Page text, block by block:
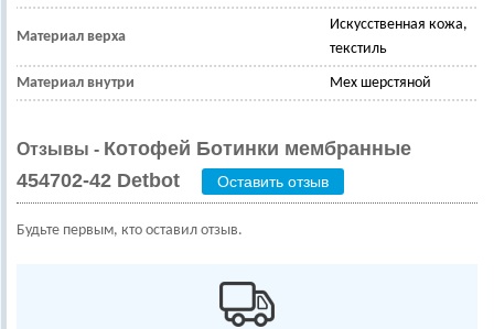
Материал верха
Искусственная кожа,
текстиль
Материал внутри Мех шерстяной
Отзывы - Котофей Ботинки мембранные
454702-42 Detbot
Оставить отзыв
Будьте первым, кто оставил отзыв.